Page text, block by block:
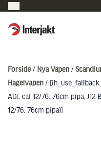
Interjakt DK
Forside/ Nya Vapen /
Hagelvapen /
ADJ, cal 12/76, 76cm pipa, J12
12/76, 76cm pipa)]